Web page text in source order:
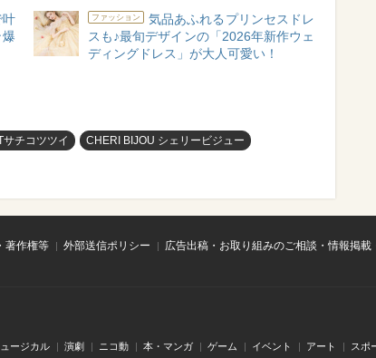
叶
ファッション
気品あふれるプリンセスドレ
スも♪最旬デザインの「2026年新作ウェ
ディングドレス」が大人可愛い！
サチコツツイ CHERI BIJOU シェリービジュー
著作権等 外部送信ポリシー
広告出稿・お取り組みのご相談・情報掲
ージカル 演劇 ニコ動 本・マンガ ゲーム イベント アート スポ